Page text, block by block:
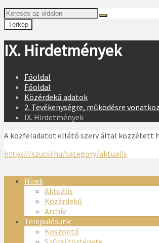
Térkép
IX. Hirdetmények
Főoldal
Főoldal
Közérdekű adatok
2. Tevékenységre, működésre
IX. Hirdetmények
A közfeladatot ellátó szerv által közzétett
https://szucsi.hu/category/aktualis
Hírek
Aktuális
Közérdekű
Archív
Településünk
Köszöntő